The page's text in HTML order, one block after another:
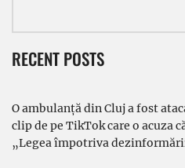
RECENT POSTS
O ambulanță din Cluj a fost
clip de pe TikTok care o acuza
„Legea împotriva